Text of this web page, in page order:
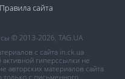
Правила сайта
© 2013-2026, TAG.UA
с сайта in.ck.ua
гиперссылки не
авторских материалов сайта
с письменного